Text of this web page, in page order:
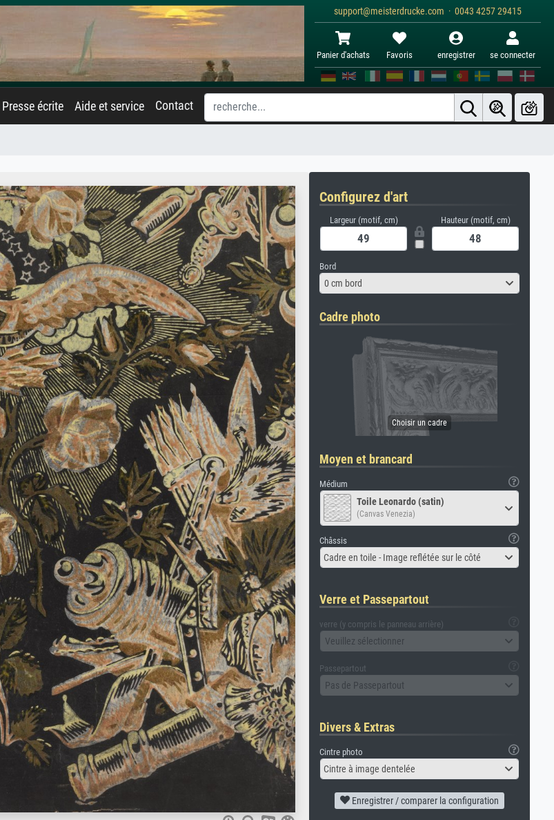
support@meisterdrucke.com · 0043 4257 29415
Panier d'achats Favoris enregistrer se connecter
Presse écrite Aide et service Contact
Configurez d'art
Largeur (motif, cm) Hauteur (motif, cm)
Bord
0 cm bord
Cadre photo
Moyen et brancard
Médium
Toile Leonardo (satin)
(Canvas Venezia)
Châssis
Cadre en toile - Image reflétée sur le côté
Verre et Passepartout
verre (y compris le panneau arrière)
Veuillez sélectionner
Passepartout
Pas de Passepartout
Divers & Extras
Cintre photo
Cintre à image dentelée
Enregistrer / comparer la configuration